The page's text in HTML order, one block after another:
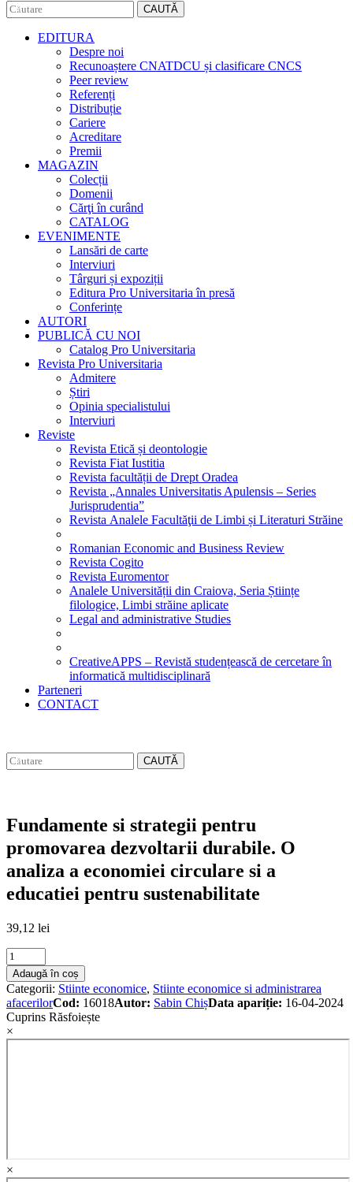
CAUTĂ
EDITURA
Despre noi
Recunoaștere CNATDCU și clasificare CNCS
Peer review
Referenți
Distribuție
Cariere
Acreditare
Premii
MAGAZIN
Colecții
Domenii
Cărţi în curând
CATALOG
EVENIMENTE
Lansări de carte
Interviuri
Târguri și expoziții
Editura Pro Universitaria în presă
Conferințe
AUTORI
PUBLICĂ CU NOI
Catalog Pro Universitaria
Revista Pro Universitaria
Admitere
Știri
Opinia specialistului
Interviuri
Reviste
Revista Etică și deontologie
Revista Fiat Iustitia
Revista facultății de Drept Oradea
Revista „Annales Universitatis Apulensis – Series
Jurisprudentia”
Revista Analele Facultăţii de Limbi și Literaturi Străine
Romanian Economic and Business Review
Revista Cogito
Revista Euromentor
Analele Universității din Craiova, Seria Științe
filologice, Limbi străine aplicate
Legal and administrative Studies
CreativeAPPS – Revistă studențească de cercetare în
informatică multidisciplinară
Parteneri
CONTACT
CAUTĂ
Fundamente si strategii pentru
promovarea dezvoltarii durabile. O
analiza a economiei circulare si a
educatiei pentru sustenabilitate
39,12 lei
Fundamente
si
strategii
pentru
promovarea
dezvoltarii
durabile.
pentru
Adaugă în coș
Categorii: Stiinte economice, Stiinte economice si administrarea
afacerilorCod: 16018Autor: Sabin ChișData apariție: 16-04-2024
Cuprins Răsfoiește
×
×